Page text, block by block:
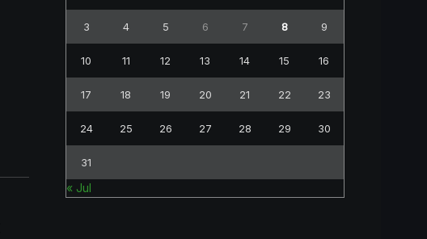
3 4 5 6 7 8 9
10 11 12 13 14 15 16
17 18 19 20 21 22 23
24 25 26 27 28 29 30
31
« Jul